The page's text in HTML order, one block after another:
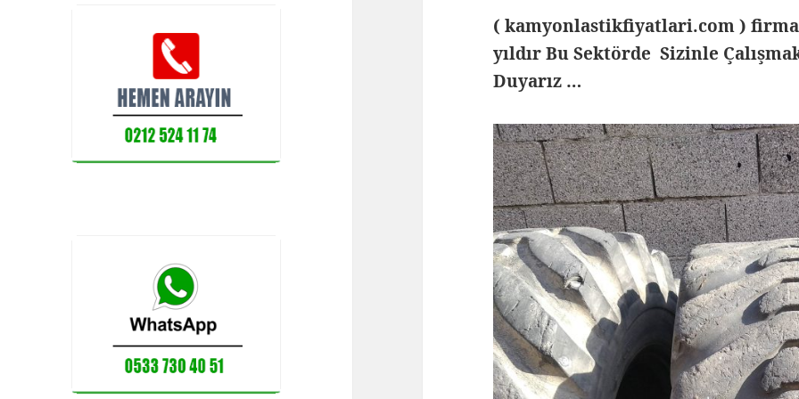
( kamyonlastikfiyatlari.com )
yıldır Bu Sektörde Sizinle
Duyarız …